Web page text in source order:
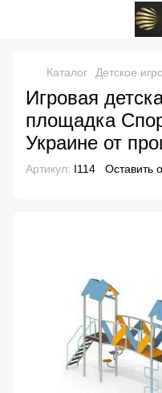
Каталог Детское
Игровая
площадка
Украине от
Артикул: I114 Оставить